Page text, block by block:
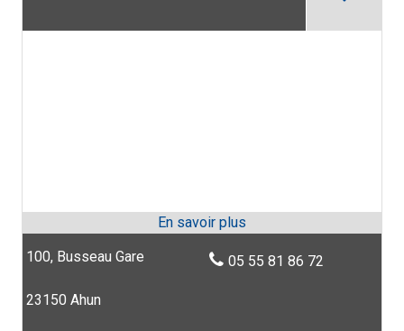
100, Busseau Gare
23150 Ahun
05 55 81 86 72